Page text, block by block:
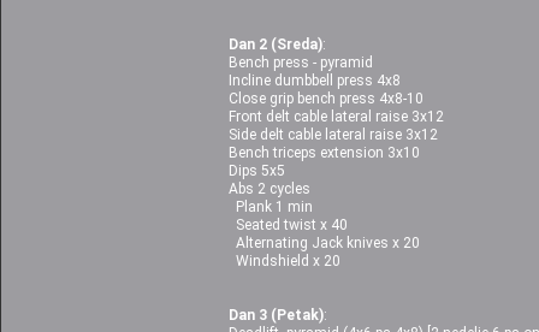
Dan 2 (Sreda):
Bench press - pyramid
Incline dumbbell press 4x8
Close grip bench press 4x8-10
Front delt cable lateral raise 3x12
Side delt cable lateral raise 3x12
Bench triceps extension 3x10
Dips 5x5
Abs 2 cycles
Plank 1 min
Seated twist x 40
Alternating Jack knives x 20
Windshield x 20
Dan 3 (Petak):